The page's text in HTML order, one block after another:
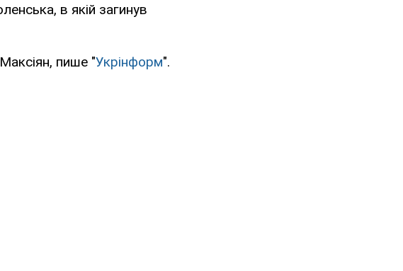
в якій загинув
пише "Укрінформ".